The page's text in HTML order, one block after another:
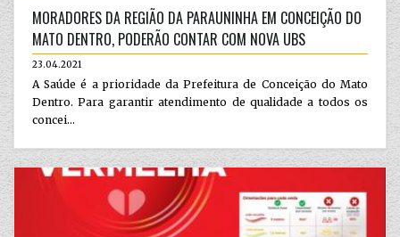
MORADORES DA REGIÃO DA PARAUNINHA EM CONCEIÇÃO DO
MATO DENTRO, PODERÃO CONTAR COM NOVA UBS
23.04.2021
A Saúde é a prioridade da Prefeitura de Conceição do Mato
Dentro. Para garantir atendimento de qualidade a todos os
concei...